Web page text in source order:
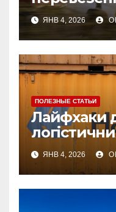
вантажів:
ЯНВ 4, 2026
ПОЛЕЗНЫЕ СТАТЬИ
Лайфхаки
році
ЯНВ 4, 2026